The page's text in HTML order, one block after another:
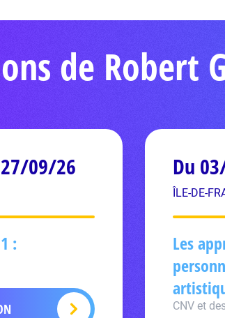
de Robert
09/26
:
Du
ÎLE-DE-
Les
CNV et